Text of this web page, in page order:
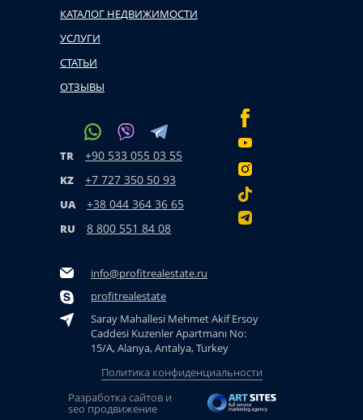
КАТАЛОГ НЕДВИЖИМОСТИ
УСЛУГИ
СТАТЬИ
ОТЗЫВЫ
TR +90 533 055 03 55
KZ +7 727 350 50 93
UA +38 044 364 36 65
RU 8 800 551 84 08
info@profitrealestate.ru
profitrealestate
Saray Mahallesi Mehmet Akif Ersoy
Caddesi Kuzenler Apartmanı No:
15/A, Alanya, Antalya, Turkey
Политика конфиденциальности
Разработка сайтов и
seo продвижение